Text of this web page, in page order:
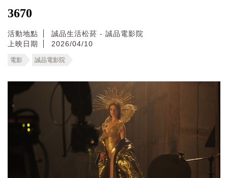
3670
活動地點
誠品生活松菸 - 誠品電影院
上映日期
2026/04/10
電影 誠品電影院